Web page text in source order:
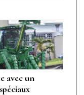
avec un